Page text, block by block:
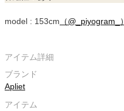
model : 153cm （@_piyogram_）
アイテム詳細
ブランド
Apliet
アイテム